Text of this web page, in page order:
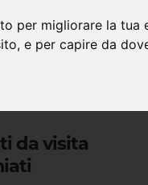
per migliorare la
e per capire da
Home
da visita